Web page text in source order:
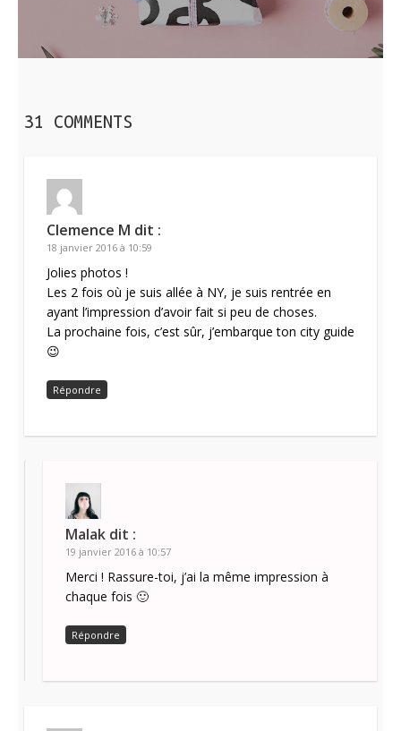
31 COMMENTS
Clemence M dit :
18 janvier 2016 à 10:59
Jolies photos !
Les 2 fois où je suis allée à NY, je suis rentrée en
ayant l’impression d’avoir fait si peu de choses.
La prochaine fois, c’est sûr, j’embarque ton city guide
😉
Répondre
Malak dit :
19 janvier 2016 à 10:57
Merci ! Rassure-toi, j’ai la même impression à
chaque fois 🙂
Répondre